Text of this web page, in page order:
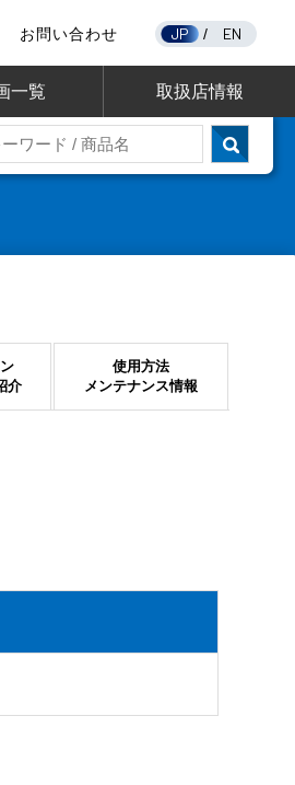
お問い合わせ JP / EN
一覧 取扱店情報
介
使用方法
メンテナンス情報